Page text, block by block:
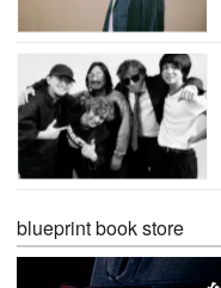
blueprint book store